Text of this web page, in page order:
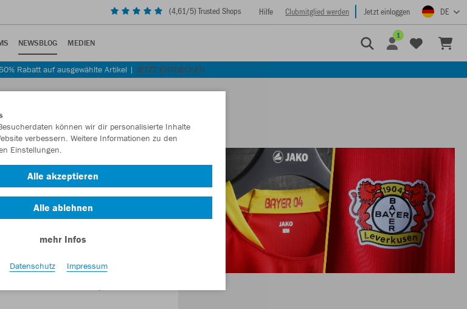
(4,61/5) Trusted Shops Hilfe Clubmitglied werden Jetzt einloggen DE
NEWSBLOG MEDIEN
1
Rabatt auf ausgewählte Artikel | JETZT ENTDECKEN
Auswärtstrikot, das Ausrüster JAKO
in Gelb sowie weißen
können wir dir personalisierte Inhalte
verbessern. Weitere Informationen zu den
Einstellungen.
Alle akzeptieren
Alle ablehnen
mehr Infos
Datenschutz Impressum